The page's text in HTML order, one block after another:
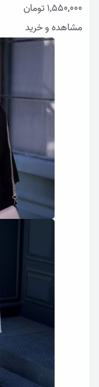
1,550,000تومان
مشاهده و خرید